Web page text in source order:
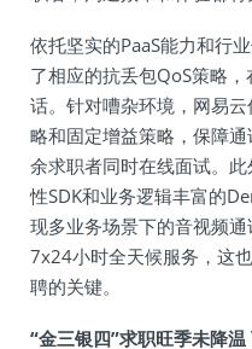
依托坚实的PaaS能力和行
了相应的抗丢包QoS策略
话。针对嘈杂环境，网易
略和固定增益策略，保障
余求职者同时在线面试。
性SDK和业务逻辑丰富的
现多业务场景下的音视频通
7x24小时全天候服务，这
聘的关键。
“金三银四”求职旺季未降